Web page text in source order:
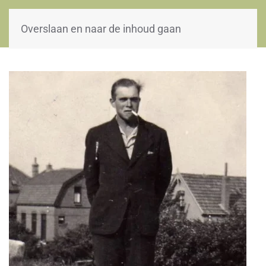
Overslaan en naar de inhoud gaan
WOII-HW